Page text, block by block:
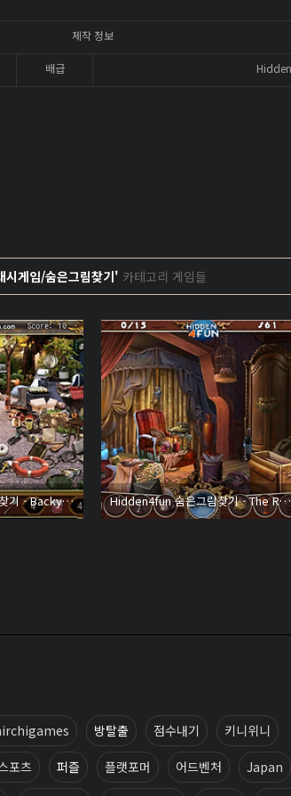
제작 정보
배급
시게임/숨은그림찾기' 카테고리 게임들
Hidden4fun 숨은그림찾기 - Backyard of My Dreams Hidden4fun 숨은그림찾기 - The Royal Auction
방탈출 점수내기 키니위니
포츠 퍼즐 플랫포머 어드벤처 Japan